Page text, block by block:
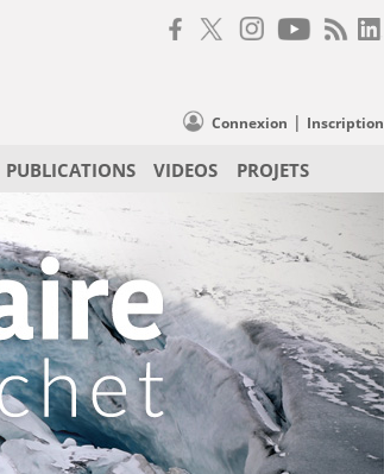
Connexion | Inscription
PUBLICATIONS VIDEOS PROJETS